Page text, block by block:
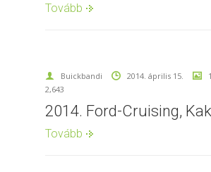
Tovább
Buickbandi 2014. április 15.
2,643
2014. Ford-Cruising,
Tovább